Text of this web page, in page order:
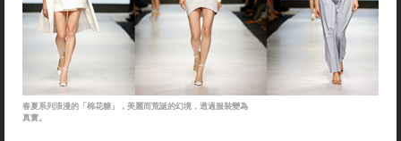
春夏系列浪漫的「棉花糖」，美麗而荒誕的幻境，透過服裝變為
真實。